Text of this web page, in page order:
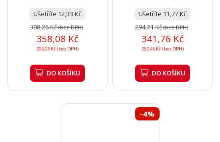
niklu, 10 % chromu), která...
Ušetříte 12,33 Kč
308,26 Kč(bez DPH)
358,08 Kč
295,93 Kč (bez DPH)
DO KOŠÍKU
niklu, 10 % chromu), která...
Ušetříte 11,77 Kč
294,21 Kč(bez DPH)
341,76 Kč
282,45 Kč (bez DPH)
DO KOŠÍKU
-4%